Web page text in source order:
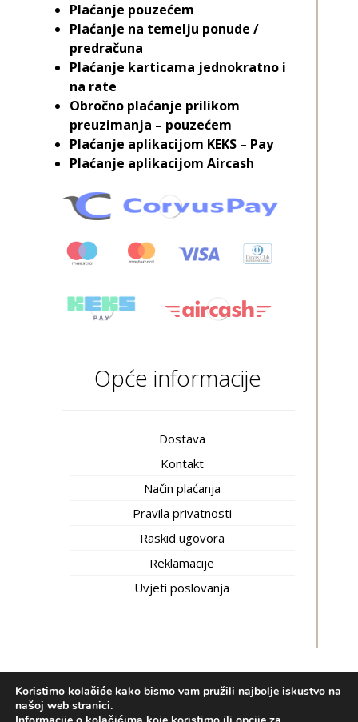
Plaćanje pouzećem
Plaćanje na temelju ponude /
predračuna
Plaćanje karticama jednokratno i
na rate
Obročno plaćanje prilikom
preuzimanja – pouzećem
Plaćanje aplikacijom KEKS – Pay
Plaćanje aplikacijom Aircash
Opće informacije
Dostava
Kontakt
Način plaćanja
Pravila privatnosti
Raskid ugovora
Reklamacije
Uvjeti poslovanja
Inti trgovina © 2020. Izrada web shopa: kT dizajn
Koristimo kolačiće kako bismo vam pružili najbolje iskustvo na
našoj web stranici.